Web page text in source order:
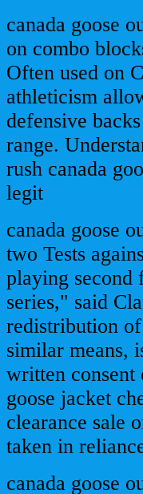
canada goose
on combo
Often used on
athleticism
defensive
range.
rush canada
legit
canada goose
two Tests
playing second
series," said
redistribution
similar means,
written consent
goose jacket
clearance sale
taken in
canada goose